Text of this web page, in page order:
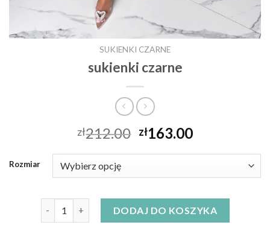
SUKIENKI CZARNE
sukienki czarne
zł212.00 zł163.00
Rozmiar
DODAJ DO KOSZYKA